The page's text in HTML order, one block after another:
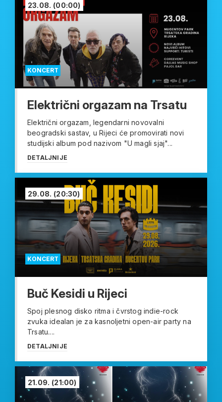
KONCERT
23.08. (00:00)
Električni orgazam na Trsatu
Električni orgazam, legendarni novovalni
beogradski sastav, u Rijeci će promovirati novi
studijski album pod nazivom "U magli sjaj"...
DETALJNIJE
KONCERT
29.08. (20:30)
Buč Kesidi u Rijeci
Spoj plesnog disko ritma i čvrstog indie-rock
zvuka idealan je za kasnoljetni open-air party na
Trsatu....
DETALJNIJE
21.09. (21:00)